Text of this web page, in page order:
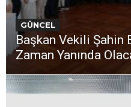
GÜNCEL
Başkan Vekili Şahin
Zaman Yanında